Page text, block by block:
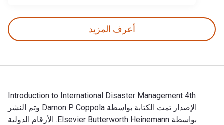
أعرف المزيد
Introduction to International Disaster Management 4th
الإصدار تمت الكتابة بواسطة Damon P. Coppola وتم النشر
بواسطة Elsevier Butterworth Heinemann. الأرقام الدولية